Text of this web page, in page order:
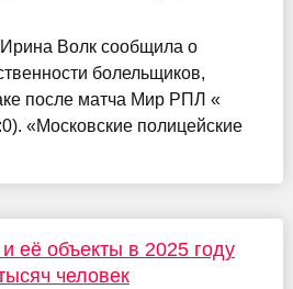
Волк сообщила о
болельщиков,
после матча Мир РПЛ «
«Московские полицейские
её объекты в 2025 году
человек